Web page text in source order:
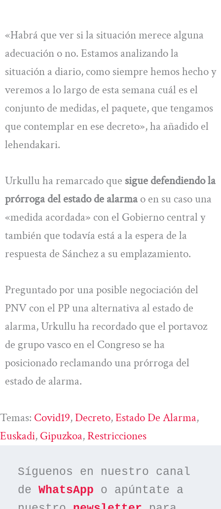
«Habrá que ver si la situación merece alguna
adecuación o no. Estamos analizando la
situación a diario, como siempre hemos hecho y
veremos a lo largo de esta semana cuál es el
conjunto de medidas, el paquete, que tengamos
que contemplar en ese decreto», ha añadido el
lehendakari.
Urkullu ha remarcado que sigue defendiendo la
prórroga del estado de alarmao en su caso una
«medida acordada» con el Gobierno central y
también que todavía está a la espera de la
respuesta de Sánchez a su emplazamiento.
Preguntado por una posible negociación del
PNV con el PP una alternativa al estado de
alarma, Urkullu ha recordado que el portavoz
de grupo vasco en el Congreso se ha
posicionado reclamando una prórroga del
estado de alarma.
Temas: Covid19, Decreto, Estado De Alarma
Euskadi, Gipuzkoa, Restricciones
Síguenos en nuestro canal
de WhatsApp o apúntate a